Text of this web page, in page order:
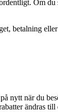
Om
betalning
nytt när du
ändras